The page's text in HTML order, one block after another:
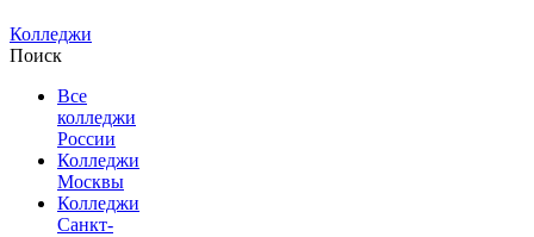
Колледжи
Поиск
Все
колледжи
России
Колледжи
Москвы
Колледжи
Санкт-